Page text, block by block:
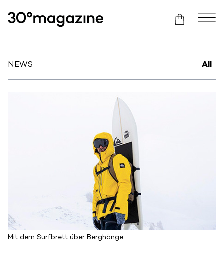
NEWS All
Mit dem Surfbrett über Berghänge